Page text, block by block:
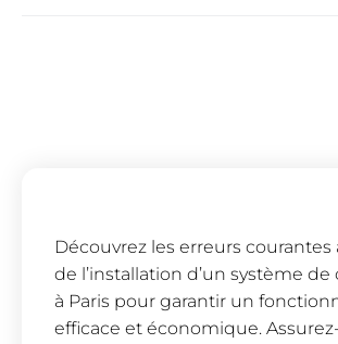
Découvrez les erreurs courantes
de l’installation d’un système de
à Paris pour garantir un
efficace et économique.